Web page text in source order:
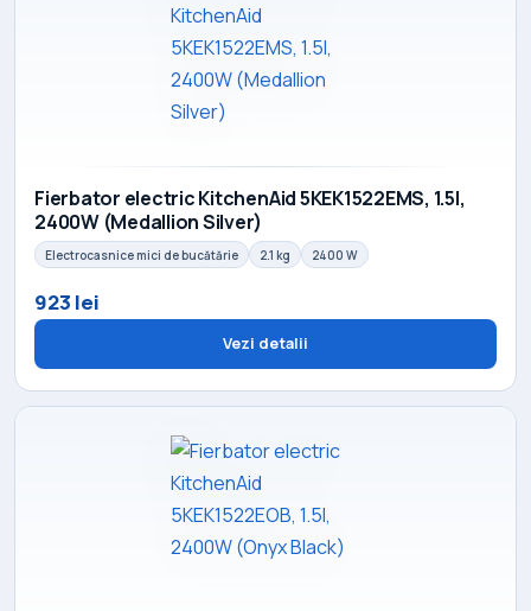
Fierbator electric KitchenAid 5KEK1522EMS, 1.5l,
2400W (Medallion Silver)
Electrocasnice mici de bucătărie 2.1 kg 2400 W
923 lei
Vezi detalii